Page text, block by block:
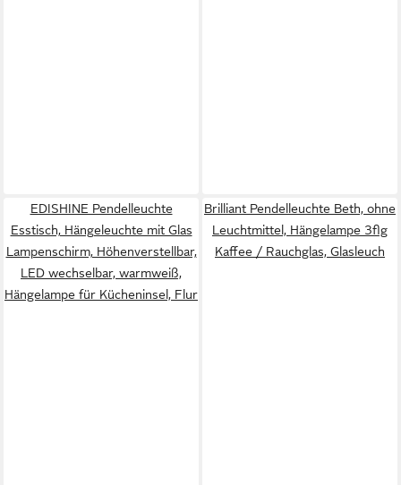
EDISHINE Pendelleuchte
Esstisch, Hängeleuchte mit Glas
Lampenschirm, Höhenverstellbar,
LED wechselbar, warmweiß,
Hängelampe für Kücheninsel, Flur
Brilliant Pendelleuchte Beth, ohne
Leuchtmittel, Hängelampe 3flg
Kaffee / Rauchglas, Glasleuch